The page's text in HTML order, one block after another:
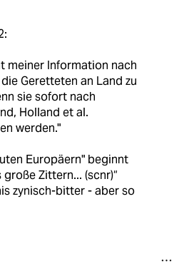
meiner Information nach
Geretteten an Land zu
sie sofort nach
Holland et al.
werden."
Europäern" beginnt
Zittern... (scnr)“
zynisch-bitter - aber so